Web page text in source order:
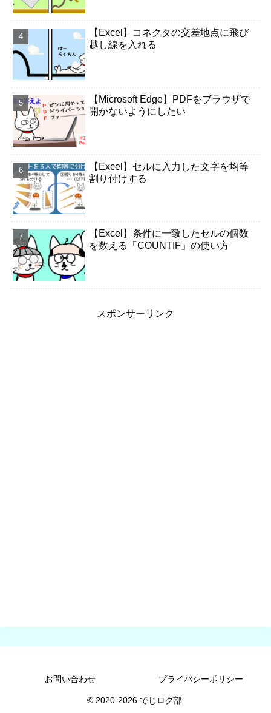
【Excel】コネクタの交差地点に飛び
越し線を入れる
【Microsoft Edge】PDFをブラウザで
開かないようにしたい
【Excel】セルに入力した文字を均等
割り付けする
【Excel】条件に一致したセルの個数
を数える「COUNTIF」の使い方
スポンサーリンク
お問い合わせ プライバシーポリシー
© 2020-2026 でじログ部.